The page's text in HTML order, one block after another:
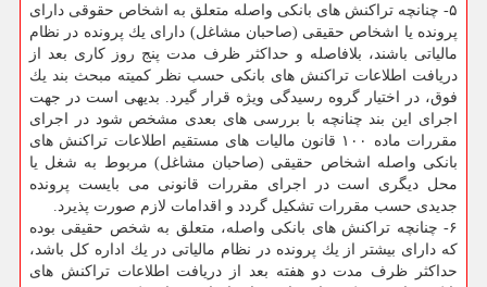
۵- چنانچه تراكنش های بانكی واصله متعلق به اشخاص حقوقی دارای
پرونده یا اشخاص حقیقی (صاحبان مشاغل) دارای یك پرونده در نظام
مالیاتی باشند، بلافاصله و حداكثر ظرف مدت پنج روز كاری بعد از
دریافت اطلاعات تراكنش های بانكی حسب نظر كمیته مبحث بند یك
فوق، در اختیار گروه رسیدگی ویژه قرار گیرد. بدیهی است در جهت
اجرای این بند چنانچه با بررسی های بعدی مشخص شود در اجرای
مقررات ماده ۱۰۰ قانون مالیات های مستقیم اطلاعات تراكنش های
بانكی واصله اشخاص حقیقی (صاحبان مشاغل) مربوط به شغل یا
محل دیگری است در اجرای مقررات قانونی می بایست پرونده
جدیدی حسب مقررات تشكیل گردد و اقدامات لازم صورت پذیرد.
۶- چنانچه تراكنش های بانكی واصله، متعلق به شخص حقیقی بوده
كه دارای بیشتر از یك پرونده در نظام مالیاتی در یك اداره كل باشد،
حداكثر ظرف مدت دو هفته بعد از دریافت اطلاعات تراكنش های